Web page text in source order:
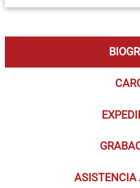
ASISTENCIA